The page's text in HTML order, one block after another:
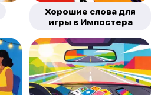
Хорошие слова для
игры в Импостера